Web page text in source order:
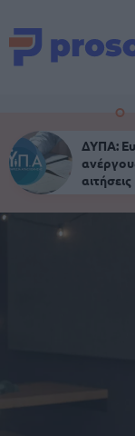
ΔΥΠΑ:
αιτήσεις